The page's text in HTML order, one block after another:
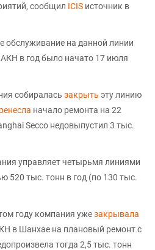
сообщил ICIS источник в
обслуживание на данной линии
в год было начато 17 июля
собиралась закрыть эту линию
начало ремонта на 22
Secco недовыпустил 3 тыс.
управляет четырьмя линиями
тыс. тонн в год (по 130 тыс.
году компания ужезакрывала
в Шанхае на плановый ремонт с
тогда 2,5 тыс. тонн